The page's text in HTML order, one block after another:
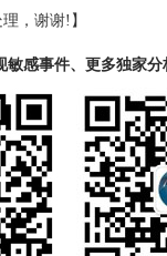
，谢谢!】
敏感事件、更多独家